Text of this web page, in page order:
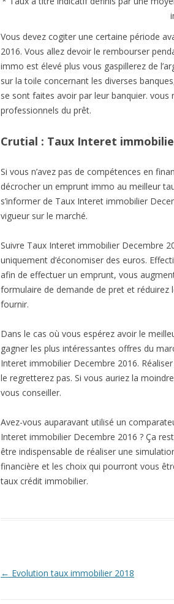
Vous devez cogiter une certaine période
2016. Vous allez devoir le rembourser
immo est élevé plus vous gaspillerez de
sur la toile concernant les diverses
se sont faites avoir par leur banquier.
professionnels du prêt.
Crutial : Taux Interet
Si vous n’avez pas de compétences en
décrocher un emprunt immo au meilleur
s’informer de Taux Interet immobilier
vigueur sur le marché.
Suivre Taux Interet immobilier Decembre
uniquement d’économiser des euros.
afin de effectuer un emprunt, vous
formulaire de demande de pret et réduirez
fournir.
Dans le cas où vous espérez avoir le
gagner les plus intéressantes offres du
Interet immobilier Decembre 2016.
le regretterez pas. Si vous auriez la
vous conseiller.
Avez-vous auparavant utilisé un
Interet immobilier Decembre 2016 ? Ça
être indispensable de réaliser une
financière et les choix qui pourront vous
taux crédit immobilier.
Navigation
← Evolution taux immobilier 2018